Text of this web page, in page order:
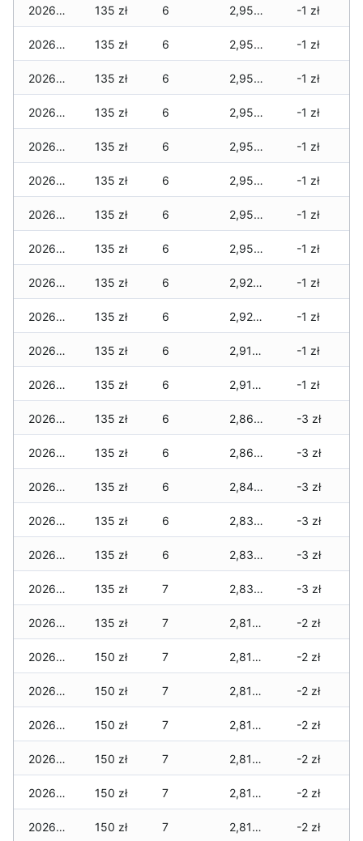
2026-06-27 135 zł 6 2,950 zł -1 zł
2026-06-26 135 zł 6 2,950 zł -1 zł
2026-06-25 135 zł 6 2,950 zł -1 zł
2026-06-24 135 zł 6 2,950 zł -1 zł
2026-06-23 135 zł 6 2,950 zł -1 zł
2026-06-22 135 zł 6 2,950 zł -1 zł
2026-06-21 135 zł 6 2,950 zł -1 zł
2026-06-20 135 zł 6 2,950 zł -1 zł
2026-06-19 135 zł 6 2,925 zł -1 zł
2026-06-18 135 zł 6 2,925 zł -1 zł
2026-06-17 135 zł 6 2,910 zł -1 zł
2026-06-16 135 zł 6 2,910 zł -1 zł
2026-06-15 135 zł 6 2,860 zł -3 zł
2026-06-14 135 zł 6 2,860 zł -3 zł
2026-06-13 135 zł 6 2,845 zł -3 zł
2026-06-12 135 zł 6 2,830 zł -3 zł
2026-06-11 135 zł 6 2,830 zł -3 zł
2026-06-10 135 zł 7 2,830 zł -3 zł
2026-06-09 135 zł 7 2,815 zł -2 zł
2026-06-07 150 zł 7 2,815 zł -2 zł
2026-06-06 150 zł 7 2,815 zł -2 zł
2026-06-05 150 zł 7 2,815 zł -2 zł
2026-06-04 150 zł 7 2,815 zł -2 zł
2026-06-03 150 zł 7 2,815 zł -2 zł
2026-06-02 150 zł 7 2,815 zł -2 zł